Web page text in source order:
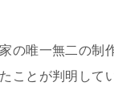
の唯一無二の制
ことが判明して